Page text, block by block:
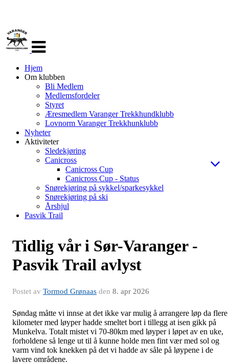
navigasjon
Hjem
Om klubben
Bli Medlem
Medlemsfordeler
Styret
Æresmedlem Varanger Trekkhundklubb
Lovnorm Varanger Trekkhunklubb
Nyheter
Aktiviteter
Sledekjøring
Canicross
Canicross Cup
Canicross Cup - Status
Snørekjøring på sykkel/sparkesykkel
Snørekjøring på ski
Årshjul
Pasvik Trail
Tidlig vår i Sør-Varanger -
Pasvik Trail avlyst
Postet av Tormod Grønaas den 8. apr 2026
Søndag måtte vi innse at det ikke var mulig å arrangere løp da flere
kilometer med løyper hadde smeltet bort i tillegg at isen gikk på
Munkelva. Totalt mistet vi 70-80km med løyper i løpet av en uke,
forholdene så lenge ut til å kunne holde men fint vær med sol og
varm vind tok knekken på det vi hadde av såle på løypene i de
lavere områdene.